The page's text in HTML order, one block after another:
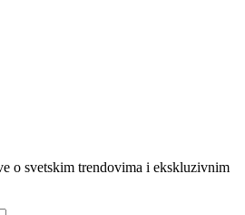
o svetskim trendovima i ekskluzivnim